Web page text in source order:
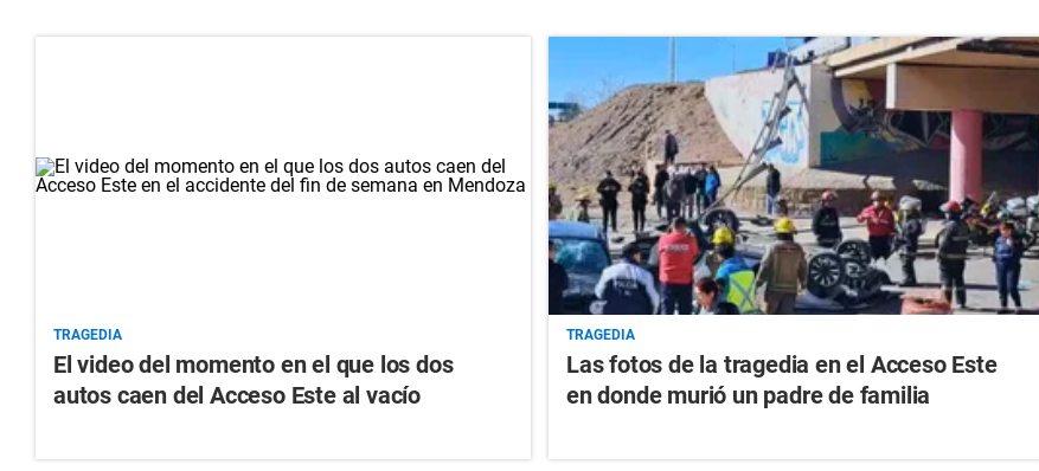
TRAGEDIA
El video del momento en el que los dos
autos caen del Acceso Este al vacío
TRAGEDIA
Las fotos de la tragedia en el Acceso Este
en donde murió un padre de familia